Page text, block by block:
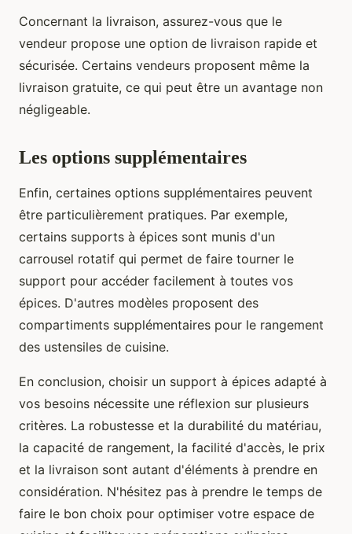
Concernant la livraison, assurez-vous que le
vendeur propose une option de livraison rapide et
sécurisée. Certains vendeurs proposent même la
livraison gratuite, ce qui peut être un avantage non
négligeable.
Les options supplémentaires
Enfin, certaines options supplémentaires peuvent
être particulièrement pratiques. Par exemple,
certains supports à épices sont munis d'un
carrousel rotatif qui permet de faire tourner le
support pour accéder facilement à toutes vos
épices. D'autres modèles proposent des
compartiments supplémentaires pour le rangement
des ustensiles de cuisine.
En conclusion, choisir un support à épices adapté à
vos besoins nécessite une réflexion sur plusieurs
critères. La robustesse et la durabilité du matériau,
la capacité de rangement, la facilité d'accès, le prix
et la livraison sont autant d'éléments à prendre en
considération. N'hésitez pas à prendre le temps de
faire le bon choix pour optimiser votre espace de